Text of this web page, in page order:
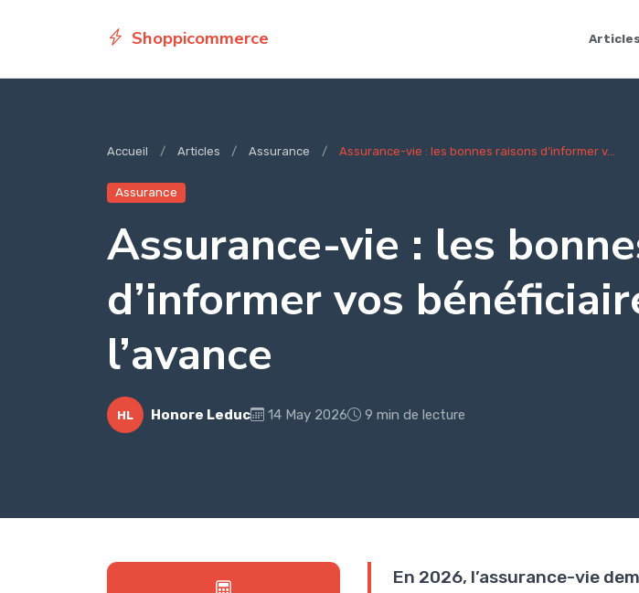
Shoppicommerce
Accueil Articles Assurance Assurance-vie : les bonnes raisons d’informer v...
Assurance
Assurance-vie : les
d’informer vos
l’avance
HL Honore Leduc 14 May 2026 9 min de lecture
En 2026, l’assurance-vie